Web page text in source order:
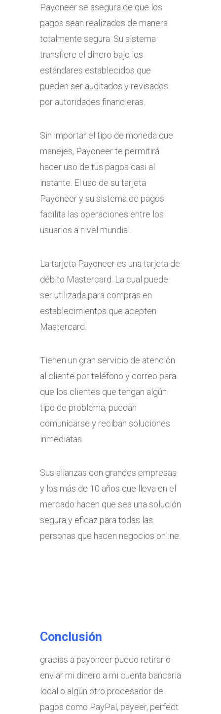
Payoneer se asegura de que los
pagos sean realizados de manera
totalmente segura. Su sistema
transfiere el dinero bajo los
estándares establecidos que
pueden ser auditados y revisados
por autoridades financieras.
Sin importar el tipo de moneda que
manejes, Payoneer te permitirá
hacer uso de tus pagos casi al
instante. El uso de su tarjeta
Payoneer y su sistema de pagos
facilita las operaciones entre los
usuarios a nivel mundial.
La tarjeta Payoneer es una tarjeta de
débito Mastercard. La cual puede
ser utilizada para compras en
establecimientos que acepten
Mastercard.
Tienen un gran servicio de atención
al cliente por teléfono y correo para
que los clientes que tengan algún
tipo de problema, puedan
comunicarse y reciban soluciones
inmediatas.
Sus alianzas con grandes empresas
y los más de 10 años que lleva en el
mercado hacen que sea una solución
segura y eficaz para todas las
personas que hacen negocios online.
Conclusión
gracias a payoneer puedo retirar o
enviar mi dinero a mi cuenta bancaria
local o algún otro procesador de
pagos como PayPal, payeer, perfect